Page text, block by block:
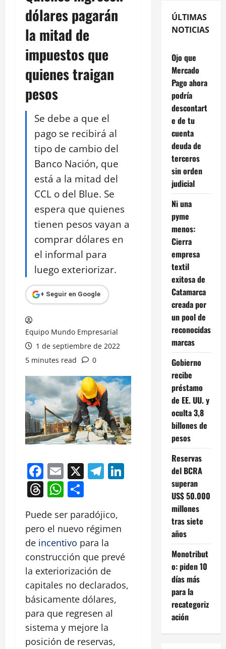
dólares pagarán
la mitad de
impuestos que
quienes traigan
pesos
Se debe a que el
pago se recibirá al
tipo de cambio del
Banco Nación, que
está a la mitad del
CCL o del Blue. Se
espera que quienes
tienen pesos vayan a
comprar dólares en
el informal para
luego exteriorizar.
+ Seguir en Google
Equipo Mundo Empresarial
1 de septiembre de 2022
5 minutes read
0
Facebook
Email
X Telegram
LinkedIn
Threads
WhatsApp
Puede ser paradójico,
pero el nuevo régimen
de incentivo para la
construcción que prevé
la exteriorización de
capitales no declarados,
básicamente dólares,
para que regresen al
sistema y mejore la
posición de reservas,
ÚLTIMAS
NOTICIAS
Ojo que
Mercado
Pago ahora
podría
descontart
e de tu
cuenta
deuda de
terceros
sin orden
judicial
Ni una
pyme
menos:
Cierra
empresa
textil
exitosa de
Catamarca
creada por
un pool de
reconocidas
marcas
Gobierno
recibe
préstamo
de EE. UU. y
oculta 3,8
billones de
pesos
Reservas
del BCRA
superan
US$ 50.000
millones
tras siete
años
Monotribut
o: piden 10
días más
para la
recategoriz
ación